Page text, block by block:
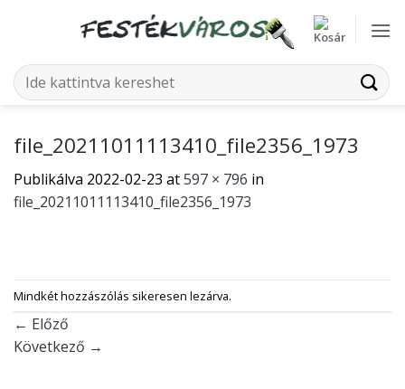
Keresés
a
file_20211011113410_file2356_1973
Publikálva 2022-02-23 at597 × 796 in
file_20211011113410_file2356_1973
Mindkét hozzászólás sikeresen lezárva.
← Előző
Következő →